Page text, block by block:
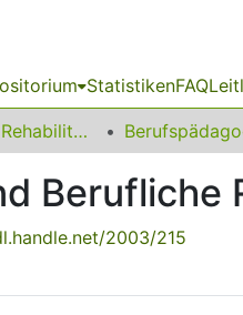
StatistikenFAQ
13 Fakultät für Rehabilitationswissenschaften
Berufliche
2003/215